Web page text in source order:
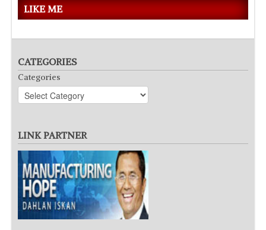
LIKE ME
CATEGORIES
Categories
LINK PARTNER